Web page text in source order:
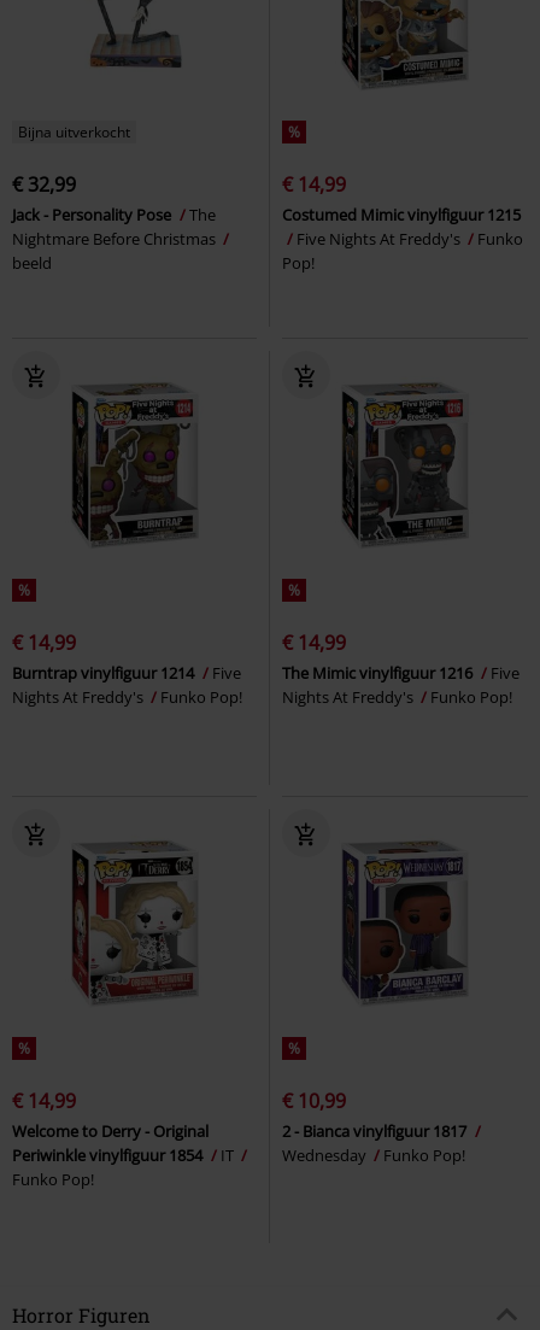
Bijna uitverkocht
€ 32,99
Jack - Personality Pose
The
Nightmare Before Christmas
beeld
%
€ 14,99
Costumed Mimic vinylfiguur 1215
Five Nights At Freddy's
Funko
Pop!
%
€ 14,99
Burntrap vinylfiguur 1214
Five
Nights At Freddy's
Funko Pop!
%
€ 14,99
The Mimic vinylfiguur 1216
Five
Nights At Freddy's
Funko Pop!
%
€ 14,99
Welcome to Derry - Original
Periwinkle vinylfiguur 1854
IT
Funko Pop!
%
€ 10,99
2 - Bianca vinylfiguur 1817
Wednesday
Funko Pop!
Horror Figuren